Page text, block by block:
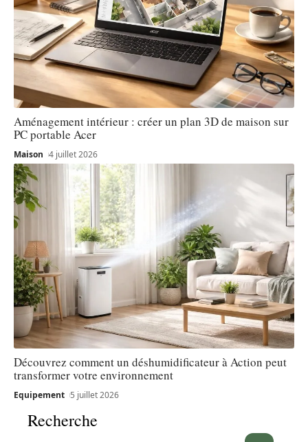
Aménagement intérieur : créer un plan 3D de maison sur
PC portable Acer
Maison 4 juillet 2026
Découvrez comment un déshumidificateur à Action peut
transformer votre environnement
Equipement 5 juillet 2026
Recherche